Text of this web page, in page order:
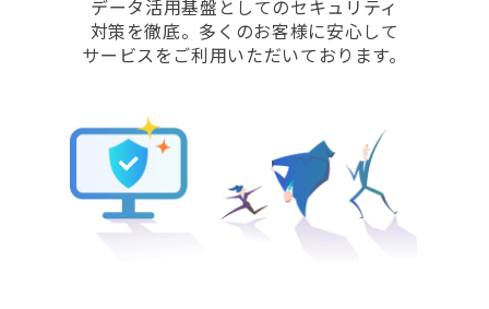
データ活用基盤としてのセキュリティ
対策を徹底。 多くのお客様に安心して
サービスをご利用いただいております。